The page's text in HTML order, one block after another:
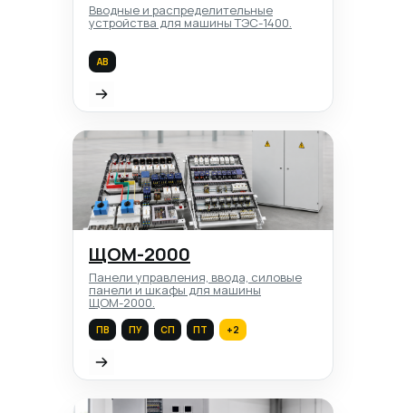
Вводные и распределительные
устройства для машины ТЭС-1400.
АВ
ЩОМ-2000
Панели управления, ввода, силовые
панели и шкафы для машины
ЩОМ-2000.
ПВ ПУ СП ПТ +2